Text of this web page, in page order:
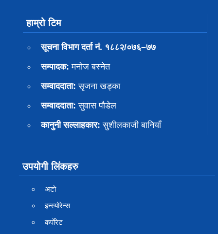
हाम्रो टिम
सूचना विभाग दर्ता नं. १८८२/०७६–७७
सम्पादक: मनोज बस्नेत
सम्वाददाता: सृजना खड्का
सम्वाददाता: सुवास पाैडेल
कानुनी सल्लाहकार: सुशीलकाजी बानियाँ
उपयोगी लिंकहरु
अटो
इन्स्योरेन्स
कर्पाेरेट